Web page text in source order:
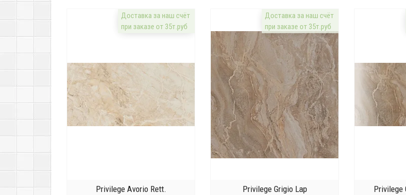
Доставка за наш счёт
при заказе от 35т.руб
Privilege Avorio Rett.
Доставка за наш счёт
при заказе от 35т.руб
Privilege Grigio Lap Privilege